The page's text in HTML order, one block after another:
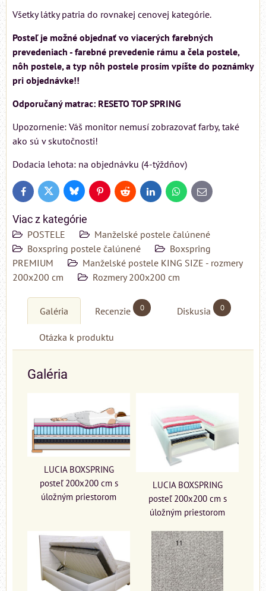
Všetky látky patria do rovnakej cenovej kategórie.
Posteľ je možné objednať vo viacerých farebných
prevedeniach - farebné prevedenie rámu a čela postele,
nôh postele, a typ nôh postele prosím vpíšte do poznámky
pri objednávke!!
Odporučaný matrac: RESETO TOP SPRING
Upozornenie: Váš monitor nemusí zobrazovať farby, také
ako sú v skutočnosti!
Dodacia lehota: na objednávku (4-týždňov)
FacebookTwitter BlueskyPinterestReddit LinkedInWhatsApp
E-
mail
Viac z kategórie
POSTELE
Manželské postele čalúnené
Boxspring postele čalúnené
Boxspring
PREMIUM
Manželské postele KING SIZE - rozmery
200x200 cm
Rozmery 200x200 cm
Galéria Recenzie 0 Diskusia 0
Otázka k produktu
Galéria
LUCIA BOXSPRING
posteľ 200x200 cm s
úložným priestorom
LUCIA BOXSPRING
posteľ 200x200 cm s
úložným priestorom